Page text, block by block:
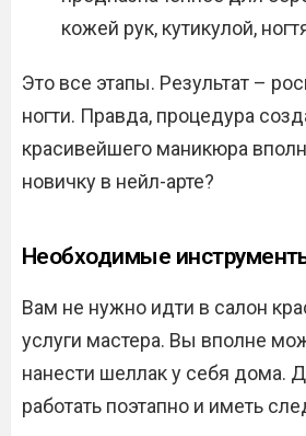
кожей рук, кутикулой,
Это все этапы. Результат –
ногти. Правда, процедура
красивейшего маникюра
новичку в нейл-арте?
Необходимые
Вам не нужно идти в салон
услуги мастера. Вы вполне
нанести шеллак у себя дома.
работать поэтапно и иметь